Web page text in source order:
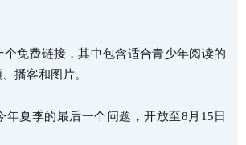
免费链接，其中包含适合青少年阅读的
播客和图片。
年夏季的最后一个问题，开放至8月15日